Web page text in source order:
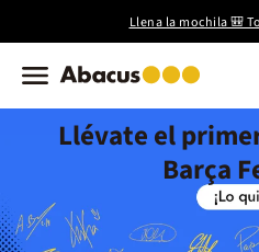
Llena la mochila 🎒
Llévate el
Barça